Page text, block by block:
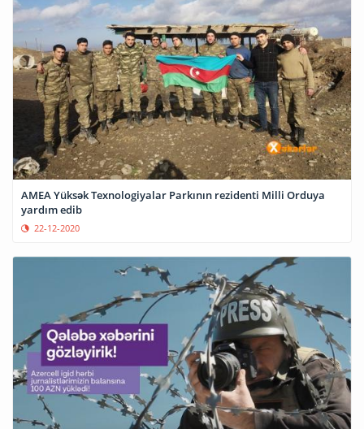
AMEA Yüksək Texnologiyalar Parkının rezidenti Milli Orduya
yardım edib
22-12-2020